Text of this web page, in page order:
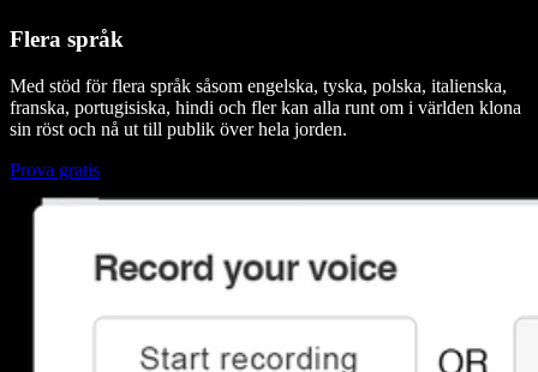
Flera språk
Med stöd för flera språk såsom engelska, tyska, polska, italienska,
franska, portugisiska, hindi och fler kan alla runt om i världen klona
sin röst och nå ut till publik över hela jorden.
Prova gratis